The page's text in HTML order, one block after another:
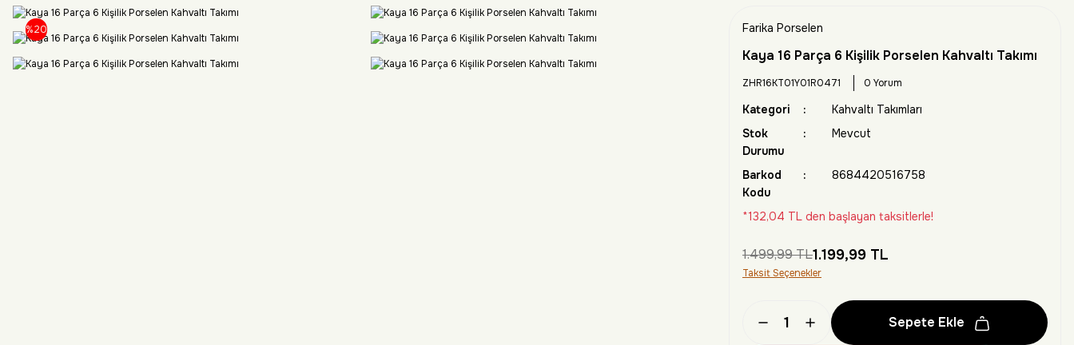
%20 Farika Porselen
Kaya 16 Parça 6 Kişilik Porselen Kahvaltı Takımı
ZHR16KT01Y01R0471 0 Yorum
Kategori
Kahvaltı Takımları
Stok
Durumu
Mevcut
Barkod
Kodu
8684420516758
*132,04 TL den başlayan taksitlerle!
1.499,99 TL1.199,99 TL
Taksit Seçenekler
Sepete Ekle